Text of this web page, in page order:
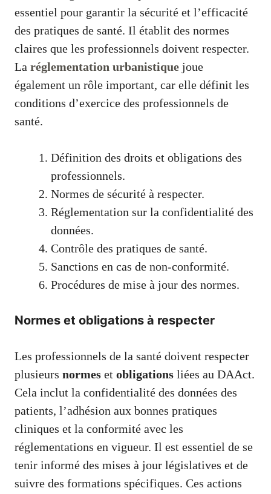
essentiel pour garantir la sécurité et l’efficacité
des pratiques de santé. Il établit des normes
claires que les professionnels doivent respecter.
La réglementation urbanistique joue
également un rôle important, car elle définit les
conditions d’exercice des professionnels de
santé.
Définition des droits et obligations des
professionnels.
Normes de sécurité à respecter.
Réglementation sur la confidentialité des
données.
Contrôle des pratiques de santé.
Sanctions en cas de non-conformité.
Procédures de mise à jour des normes.
Normes et obligations à respecter
Les professionnels de la santé doivent respecter
plusieurs normes et obligations liées au DAAct.
Cela inclut la confidentialité des données des
patients, l’adhésion aux bonnes pratiques
cliniques et la conformité avec les
réglementations en vigueur. Il est essentiel de se
tenir informé des mises à jour législatives et de
suivre des formations spécifiques. Ces actions